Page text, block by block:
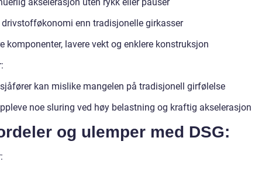
drivstofføkonomi enn tradisjonelle girkasser
komponenter, lavere vekt og enklere konstruksjon
kan mislike mangelen på tradisjonell girfølelse
noe sluring ved høy belastning og kraftig akselerasjon
og ulemper med DSG: